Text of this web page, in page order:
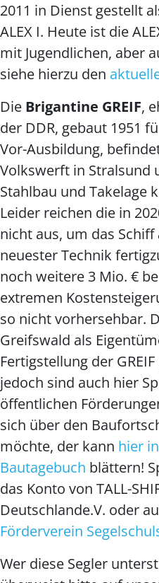
2011 in Dienst gestellt
ALEX I. Heute ist die
mit Jugendlichen, aber
siehe hierzu den
Die Brigantine GREIF,
der DDR, gebaut 1951
Vor-Ausbildung,
Volkswerft in Stralsund
Stahlbau und Takelage
Leider reichen die in
nicht aus, um das
neuester Technik
noch weitere 3 Mio. €
extremen
so nicht vorhersehbar.
Greifswald als
Fertigstellung der
jedoch sind auch hier
öffentlichen
sich über den
möchte, der kann hier
Bautagebuch blättern!
das Konto von TALL-
Deutschlande.V. oder
Förderverein
Wer diese Segler